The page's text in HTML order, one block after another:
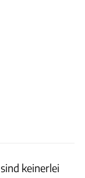
keinerlei